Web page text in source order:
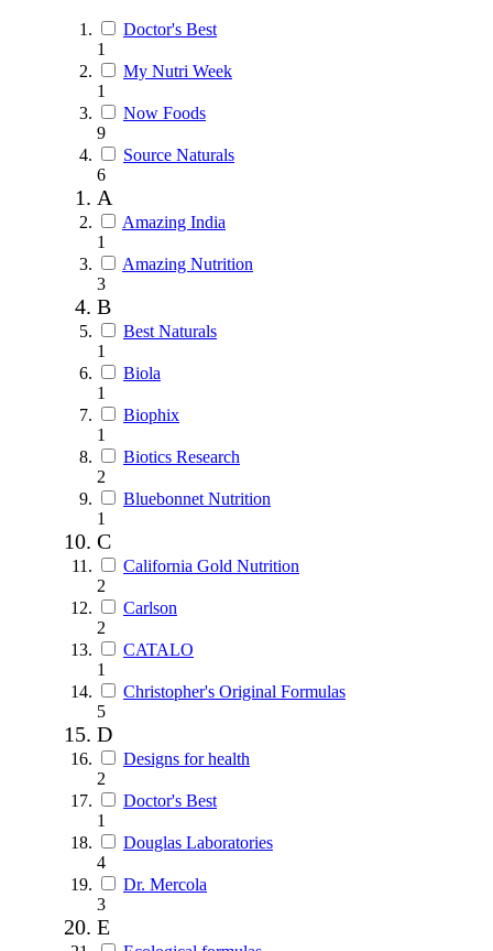
Doctor's Best
1
My Nutri Week
1
Now Foods
9
Source Naturals
6
A
Amazing India
1
Amazing Nutrition
3
B
Best Naturals
1
Biola
1
Biophix
1
Biotics Research
2
Bluebonnet Nutrition
1
C
California Gold Nutrition
2
Carlson
2
CATALO
1
Christopher's Original Formulas
5
D
Designs for health
2
Doctor's Best
1
Douglas Laboratories
4
Dr. Mercola
3
E